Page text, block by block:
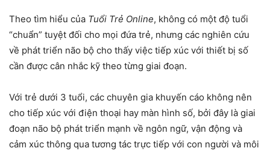
Theo tìm hiểu của Tuổi Trẻ Online, không có một độ tuổi
“chuẩn” tuyệt đối cho mọi đứa trẻ, nhưng các nghiên cứu
về phát triển não bộ cho thấy việc tiếp xúc với thiết bị số
cần được cân nhắc kỹ theo từng giai đoạn.
Với trẻ dưới 3 tuổi, các chuyên gia khuyến cáo không nên
cho tiếp xúc với điện thoại hay màn hình số, bởi đây là giai
đoạn não bộ phát triển mạnh về ngôn ngữ, vận động và
cảm xúc thông qua tương tác trực tiếp với con người và môi